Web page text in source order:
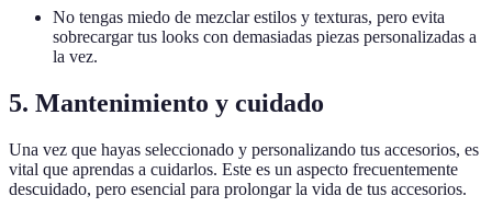
No tengas miedo de mezclar estilos y texturas, pero evita
sobrecargar tus looks con demasiadas piezas personalizadas a
la vez.
5. Mantenimiento y cuidado
Una vez que hayas seleccionado y personalizando tus accesorios, es
vital que aprendas a cuidarlos. Este es un aspecto frecuentemente
descuidado, pero esencial para prolongar la vida de tus accesorios.